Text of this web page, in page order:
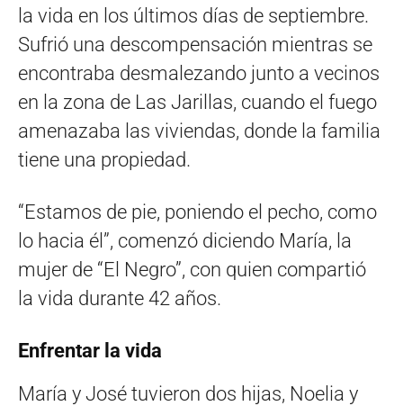
la vida en los últimos días de septiembre.
Sufrió una descompensación mientras se
encontraba desmalezando junto a vecinos
en la zona de Las Jarillas, cuando el fuego
amenazaba las viviendas, donde la familia
tiene una propiedad.
“Estamos de pie, poniendo el pecho, como
lo hacia él”, comenzó diciendo María, la
mujer de “El Negro”, con quien compartió
la vida durante 42 años.
Enfrentar la vida
María y José tuvieron dos hijas, Noelia y